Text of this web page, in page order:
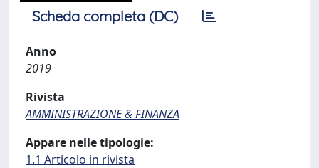
Scheda completa (DC)
Anno
2019
Rivista
AMMINISTRAZIONE & FINANZA
Appare nelle tipologie:
1.1 Articolo in rivista